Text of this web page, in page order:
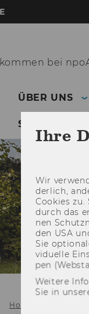
bei
ÜBER UNS
SERVICE
Home
Ihre
Wir
der­lich,
Coo­kies
durch das
nen
den USA
Sie
vi­du­el­le
pen
Weitere
Sie in